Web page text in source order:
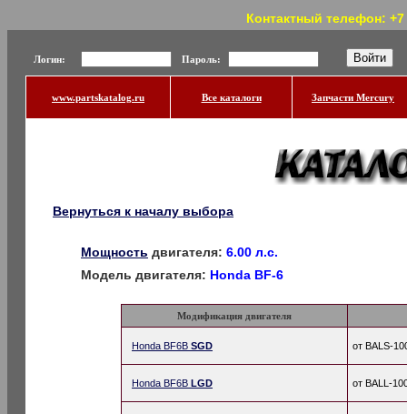
Контактный телефон:
Логин: Пароль:
www.partskatalog.ru Все каталоги Запчасти Mercury
Вернуться к началу выбора
Мощность двигателя: 6.00 л.с.
Модель двигателя: Honda BF-6
Модификация двигателя
Honda BF6B SGD от BALS-
Honda BF6B LGD от BALL-